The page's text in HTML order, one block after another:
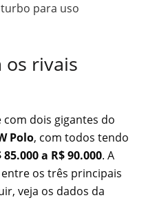
para uso
rivais
dois gigantes do
Polo, com todos tendo
85.000 a R$ 90.000. A
os três principais
veja os dados da